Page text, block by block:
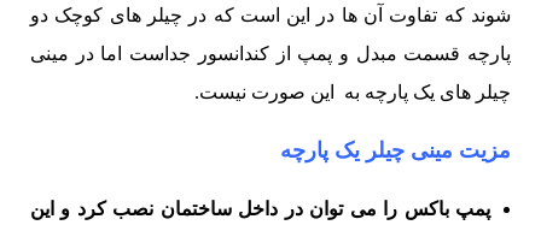
شوند که تفاوت آن ها در این است که در چیلر های کوچک دو
پارچه قسمت مبدل و پمپ از کندانسور جداست اما در مینی
چیلر های یک پارچه به این صورت نیست.
مزیت مینی چیلر یک پارچه
پمپ باکس را می توان در داخل ساختمان نصب کرد و این